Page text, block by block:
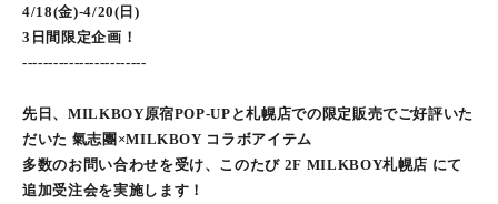
4/18(金)-4/20(日)
3日間限定企画！
------------------------
先日、MILKBOY原宿POP-UPと札幌店での限定販売でご好評いた
だいた 氣志團×MILKBOY コラボアイテム
多数のお問い合わせを受け、このたび 2F MILKBOY札幌店 にて
追加受注会を実施します！